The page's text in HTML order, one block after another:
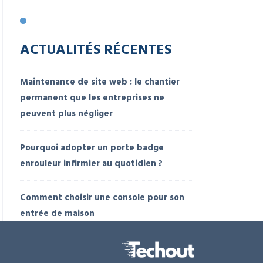
ACTUALITÉS RÉCENTES
Maintenance de site web : le chantier
permanent que les entreprises ne
peuvent plus négliger
Pourquoi adopter un porte badge
enrouleur infirmier au quotidien ?
Comment choisir une console pour son
entrée de maison